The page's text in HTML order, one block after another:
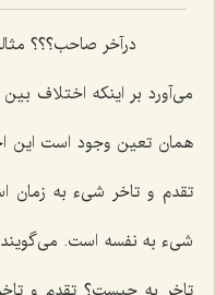
درآخر صاحب؟؟؟
مى‌آورد بر اینكه اختلاف
همان تعین وجود است این
تقدم و تاخر شیء به زمان
شیء به نفسه است. مى‌گویند